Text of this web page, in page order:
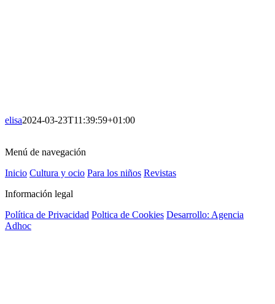
elisa2024-03-23T11:39:59+01:00
Menú de navegación
Inicio Cultura y ocio Para los niños Revistas
Información legal
Política de Privacidad Poltica de Cookies Desarrollo: Agencia
Adhoc